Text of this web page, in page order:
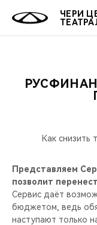
ЧЕРИ
СЕДАНЫ
ПОДДЕРЖКА
CHERY CONNECT
CHERY В СОЦСЕТЯХ
ЛЮДИ CHERY
Как снизить
Представляем
позволит
Сервис даёт
бюджетом, ведь
наступают только